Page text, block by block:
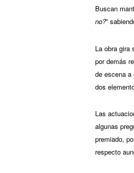
Buscan
no?”
La obra gira
por demás
de escena a
dos
Las
algunas
premiado,
respecto